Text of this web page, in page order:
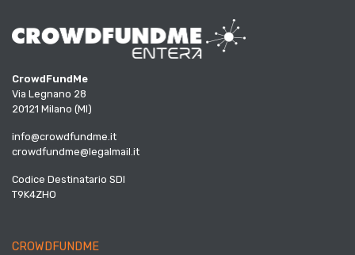
CrowdFundMe
Via Legnano 28
20121 Milano (MI)
info@crowdfundme.it
crowdfundme@legalmail.it
Codice Destinatario SDI
T9K4ZHO
CROWDFUNDME